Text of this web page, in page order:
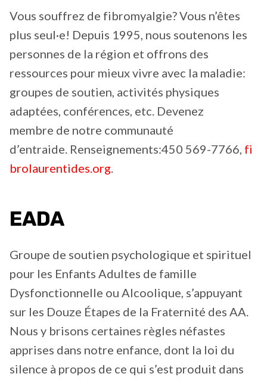
Vous souffrez de fibromyalgie? Vous n’êtes
plus seul·e! Depuis 1995, nous soutenons les
personnes de la région et offrons des
ressources pour mieux vivre avec la maladie:
groupes de soutien, activités physiques
adaptées, conférences, etc. Devenez
membre de notre communauté
d’entraide. Renseignements:450 569-7766, fi
brolaurentides.org.
EADA
Groupe de soutien psychologique et spirituel
pour les Enfants Adultes de famille
Dysfonctionnelle ou Alcoolique, s’appuyant
sur les Douze Étapes de la Fraternité des AA.
Nous y brisons certaines règles néfastes
apprises dans notre enfance, dont la loi du
silence à propos de ce qui s’est produit dans